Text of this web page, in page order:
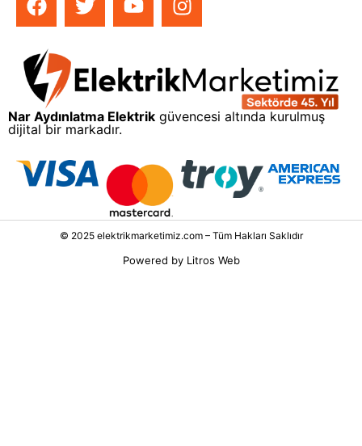
Nar Aydınlatma Elektrik güvencesi altında kurulmuş
dijital bir markadır.
© 2025 elektrikmarketimiz.com – Tüm Hakları Saklıdır
Powered by Litros Web